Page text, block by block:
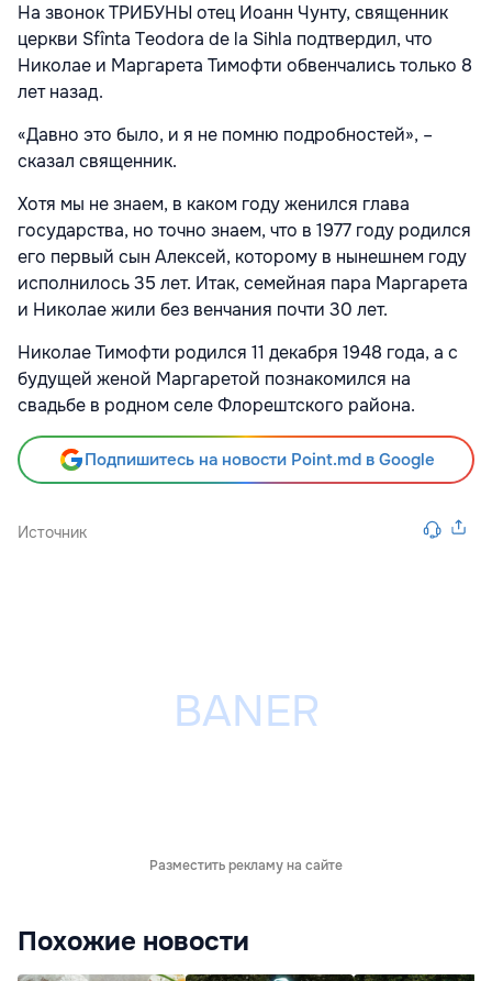
На звонок ТРИБУНЫ отец Иоанн Чунту, священник
церкви Sfînta Teodora de la Sihla подтвердил, что
Николае и Маргарета Тимофти обвенчались только 8
лет назад.
«Давно это было, и я не помню подробностей», –
сказал священник.
Хотя мы не знаем, в каком году женился глава
государства, но точно знаем, что в 1977 году родился
его первый сын Алексей, которому в нынешнем году
исполнилось 35 лет. Итак, семейная пара Маргарета
и Николае жили без венчания почти 30 лет.
Николае Тимофти родился 11 декабря 1948 года, а с
будущей женой Маргаретой познакомился на
свадьбе в родном селе Флорештского района.
Подпишитесь на новости Point.md в Google
Источник
Разместить рекламу на сайте
Похожие новости